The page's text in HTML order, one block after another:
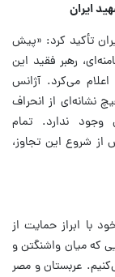
ایران
تأکید کرد: «پیش
رهبر فقید این
می‌کرد. آژانس
نشانه‌ای از انحراف
ندارد. تمام
شروع این تجاوز،
با ابراز حمایت از
که میان واشنگتن و
عربستان و مصر